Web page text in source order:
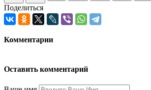
Поделиться
Комментарии
Оставить комментарий